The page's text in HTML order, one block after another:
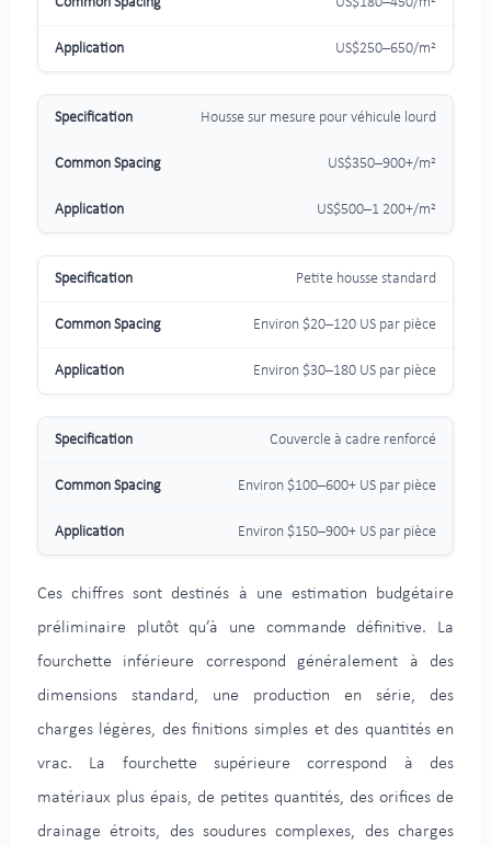
US$250–650/m²
Housse sur mesure pour véhicule lourd
US$350–900+/m²
US$500–1 200+/m²
Petite housse standard
Environ $20–120 US par pièce
Environ $30–180 US par pièce
Couvercle à cadre renforcé
Environ $100–600+ US par pièce
Environ $150–900+ US par pièce
Ces chiffres sont destinés à une estimation budgétaire
préliminaire plutôt qu’à une commande définitive. La
fourchette inférieure correspond généralement à des
dimensions standard, une production en série, des
charges légères, des finitions simples et des quantités en
vrac. La fourchette supérieure correspond à des
matériaux plus épais, de petites quantités, des orifices de
drainage étroits, des soudures complexes, des charges